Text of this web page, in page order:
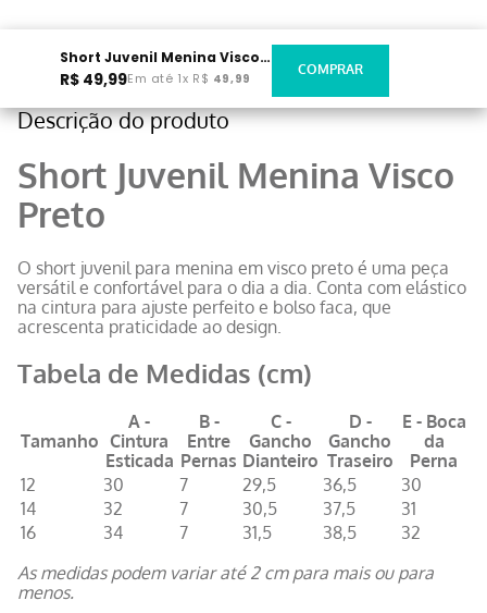
Short Juvenil Menina Visco Preto
R$ 49,99Em até 1x R$ 49,99
Descrição do produto
Short Juvenil Menina Visco
Preto
O short juvenil para menina em visco preto é uma peça
versátil e confortável para o dia a dia. Conta com elástico
na cintura para ajuste perfeito e bolso faca, que
acrescenta praticidade ao design.
Tabela de Medidas (cm)
Tamanho
A -
Cintura
Esticada
B -
Entre
Pernas
C -
Gancho
Dianteiro
D -
Gancho
Traseiro
E - Boca
da
Perna
12
30 7 29,5 36,5
30
14
32 7 30,5 37,5
31
16
34 7 31,5 38,5
32
As medidas podem variar até 2 cm para mais ou para
menos.